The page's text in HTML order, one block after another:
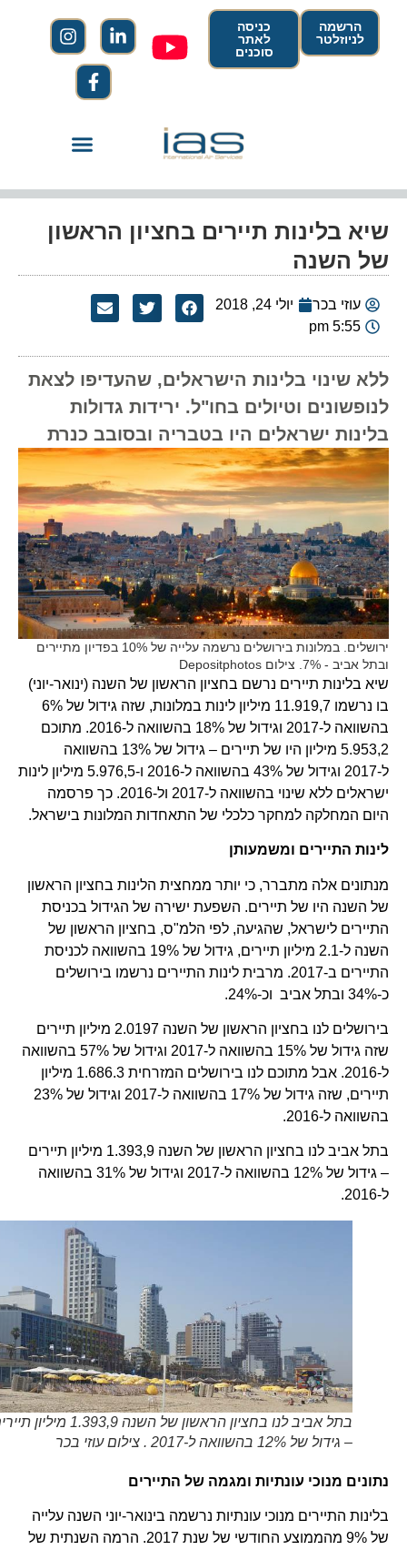
הרשמה
לניוזלטר
כניסה
לאתר
סוכנים
שיא בלינות תיירים בחציון הראשון
של השנה
עוזי בכר
יולי 24, 2018
5:55 pm
ללא שינוי בלינות הישראלים, שהעדיפו לצאת
לנופשונים וטיולים בחו"ל. ירידות גדולות
בלינות ישראלים היו בטבריה ובסובב כנרת
ירושלים. במלונות בירושלים נרשמה עלייה של 10% בפדיון מתיירים
ובתל אביב - 7%. צילום Depositphotos
שיא בלינות תיירים נרשם בחציון הראשון של השנה (ינואר-יוני)
בו נרשמו 11.919,7 מיליון לינות במלונות, שזה גידול של 6%
בהשוואה ל-2017 וגידול של 18% בהשוואה ל-2016. מתוכם
5.953,2 מיליון היו של תיירים – גידול של 13% בהשוואה
ל-2017 וגידול של 43% בהשוואה ל-2016 ו-5.976,5 מיליון לינות
ישראלים ללא שינוי בהשוואה ל-2017 ול-2016. כך פרסמה
היום המחלקה למחקר כלכלי של התאחדות המלונות בישראל.
לינות התיירים ומשמעותן
מנתונים אלה מתברר, כי יותר ממחצית הלינות בחציון הראשון
של השנה היו של תיירים. השפעת ישירה של הגידול בכניסת
התיירים לישראל, שהגיעה, לפי הלמ"ס, בחציון הראשון של
השנה ל-2.1 מיליון תיירים, גידול של 19% בהשוואה לכניסת
התיירים ב-2017. מרבית לינות התיירים נרשמו בירושלים
בירושלים לנו בחציון הראשון של השנה 2.0197 מיליון תיירים
שזה גידול של 15% בהשוואה ל-2017 וגידול של 57% בהשוואה
ל-2016. אבל מתוכם לנו בירושלים המזרחית 1.686.3 מיליון
תיירים, שזה גידול של 17% בהשוואה ל-2017 וגידול של 23%
בהשוואה ל-2016.
בתל אביב לנו בחציון הראשון של השנה 1.393,9 מיליון תיירים
– גידול של 12% בהשוואה ל-2017 וגידול של 31% בהשוואה
בתל אביב לנו בחציון הראשון של השנה 1.393,9 מיליון תיירים
– גידול של 12% בהשוואה ל-2017 . צילום עוזי בכר
נתונים מנוכי עונתיות ומגמה של התיירים
בלינות התיירים מנוכי עונתיות נרשמה בינואר-יוני השנה עלייה
של 9% מהממוצע החודשי של שנת 2017. הרמה השנתית של